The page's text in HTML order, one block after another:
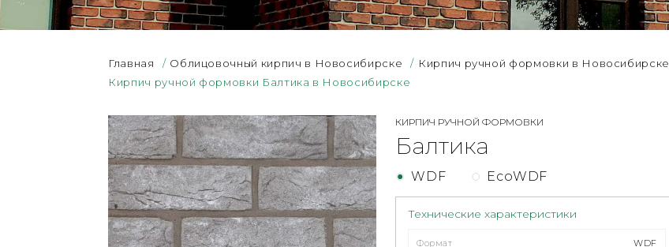
Главная / Облицовочный кирпич в Новосибирске / Кирпич ручной формовки в Новосибирске
Кирпич ручной формовки Балтика в Новосибирске
КИРПИЧ РУЧНОЙ ФОРМОВКИ
Балтика
WDF EcoWDF
Технические характеристики
Формат WDF